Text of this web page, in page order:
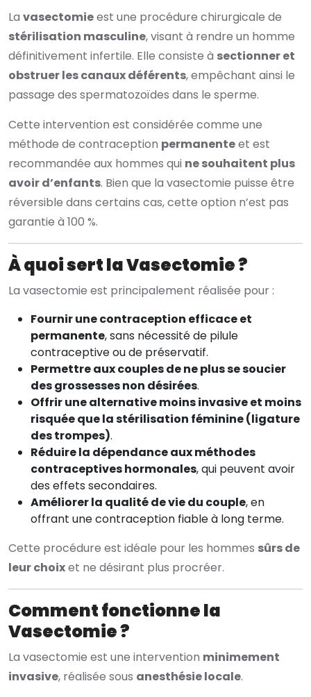
La vasectomieest une procédure chirurgicale de
stérilisation masculine, visant à rendre un homme
définitivement infertile. Elle consiste à sectionner et
obstruer les canaux déférents, empêchant ainsi le
passage des spermatozoïdes dans le sperme.
Cette intervention est considérée comme une
méthode de contraception permanenteet est
recommandée aux hommes qui ne souhaitent plus
avoir d’enfants. Bien que la vasectomie puisse être
réversible dans certains cas, cette option n’est pas
garantie à 100 %.
À quoi sert la Vasectomie ?
La vasectomie est principalement réalisée pour :
Fournir une contraception efficace et
permanente, sans nécessité de pilule
contraceptive ou de préservatif.
Permettre aux couples de ne plus se soucier
des grossesses non désirées.
Offrir une alternative moins invasive et moins
risquée que la stérilisation féminine (ligature
des trompes).
Réduire la dépendance aux méthodes
contraceptives hormonales, qui peuvent avoir
des effets secondaires.
Améliorer la qualité de vie du couple, en
offrant une contraception fiable à long terme.
Cette procédure est idéale pour les hommes sûrs de
leur choixet ne désirant plus procréer.
Comment fonctionne la
Vasectomie ?
La vasectomie est une intervention minimement
invasive, réalisée sous anesthésie locale.